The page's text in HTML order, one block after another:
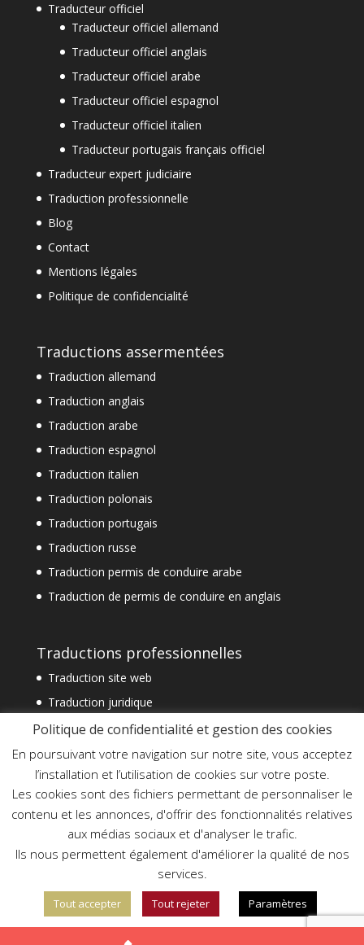
Traducteur officiel
Traducteur officiel allemand
Traducteur officiel anglais
Traducteur officiel arabe
Traducteur officiel espagnol
Traducteur officiel italien
Traducteur portugais français officiel
Traducteur expert judiciaire
Traduction professionnelle
Blog
Contact
Mentions légales
Politique de confidencialité
Traductions assermentées
Traduction allemand
Traduction anglais
Traduction arabe
Traduction espagnol
Traduction italien
Traduction polonais
Traduction portugais
Traduction russe
Traduction permis de conduire arabe
Traduction de permis de conduire en anglais
Traductions professionnelles
Traduction site web
Traduction juridique
Traduction technique
Traduction spécialisée
Traduction financière
Traduction commerciale
Traduction document officiel
Traduction assermentée urgente
Politique de confidentialité et gestion des cookies
En poursuivant votre navigation sur notre site, vous acceptez
l’installation et l’utilisation de cookies sur votre poste.
Les cookies sont des fichiers permettant de personnaliser le
contenu et les annonces, d'offrir des fonctionnalités relatives
aux médias sociaux et d'analyser le trafic.
Ils nous permettent également d'améliorer la qualité de nos
services.
Tout accepter Tout rejeter Paramètres